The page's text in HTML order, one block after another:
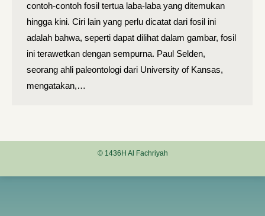
contoh-contoh fosil tertua laba-laba yang ditemukan
hingga kini. Ciri lain yang perlu dicatat dari fosil ini
adalah bahwa, seperti dapat dilihat dalam gambar, fosil
ini terawetkan dengan sempurna. Paul Selden,
seorang ahli paleontologi dari University of Kansas,
mengatakan,…
© 1436H Al Fachriyah